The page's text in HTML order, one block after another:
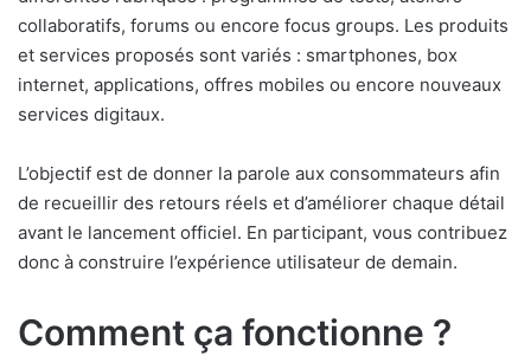
collaboratifs, forums ou encore focus groups. Les produits
et services proposés sont variés : smartphones, box
internet, applications, offres mobiles ou encore nouveaux
services digitaux.
L’objectif est de donner la parole aux consommateurs afin
de recueillir des retours réels et d’améliorer chaque détail
avant le lancement officiel. En participant, vous contribuez
donc à construire l’expérience utilisateur de demain.
Comment ça fonctionne ?